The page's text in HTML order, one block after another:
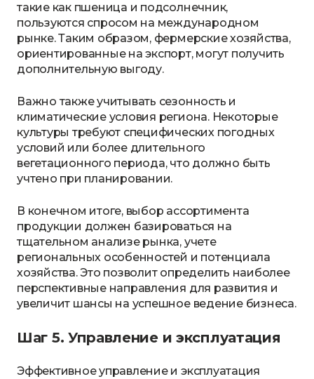
такие как пшеница и подсолнечник,
пользуются спросом на международном
рынке. Таким образом, фермерские хозяйства,
ориентированные на экспорт, могут получить
дополнительную выгоду.
Важно также учитывать сезонность и
климатические условия региона. Некоторые
культуры требуют специфических погодных
условий или более длительного
вегетационного периода, что должно быть
учтено при планировании.
В конечном итоге, выбор ассортимента
продукции должен базироваться на
тщательном анализе рынка, учете
региональных особенностей и потенциала
хозяйства. Это позволит определить наиболее
перспективные направления для развития и
увеличит шансы на успешное ведение бизнеса.
Шаг 5. Управление и эксплуатация
Эффективное управление и эксплуатация